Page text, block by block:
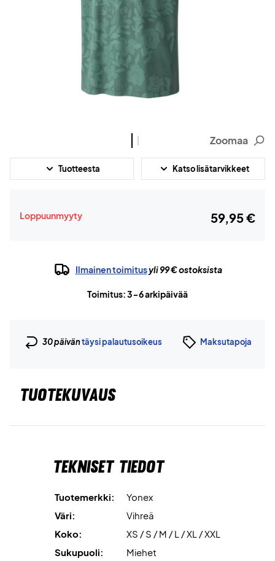
Zoomaa
Tuotteesta Katso lisätarvikkeet
Loppuunmyyty 59,95 €
Ilmainen toimitusyli 99 € ostoksista
Toimitus: 3-6 arkipäivää
30 päiväntäysi palautusoikeus Maksutapoja
TUOTEKUVAUS
Tekniset tiedot
Tuotemerkki:
Yonex
Väri:
Vihreä
Koko:
XS / S / M / L / XL / XXL
Sukupuoli:
Miehet